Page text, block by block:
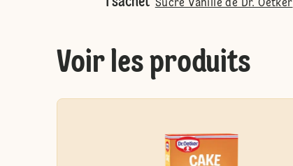
Sucre Vanille de Dr. Oetker
Voir les produits